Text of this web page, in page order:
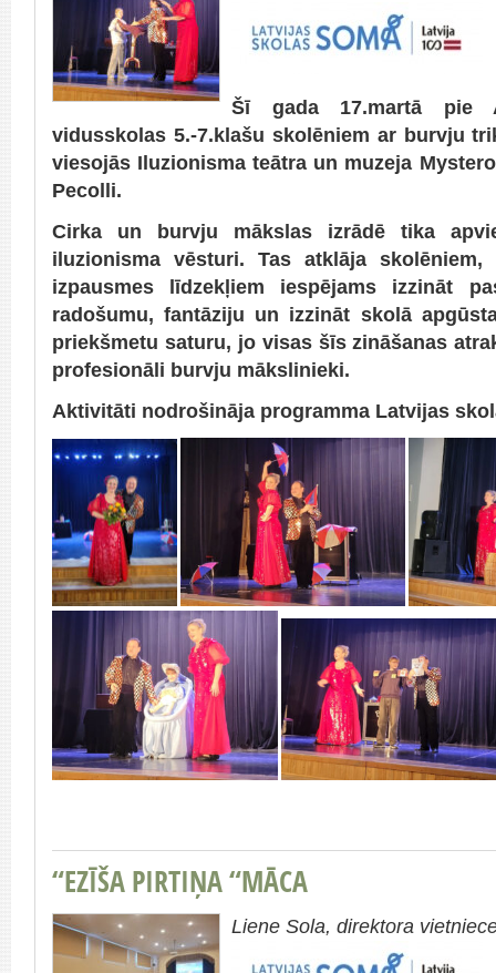
Šī gada 17.martā pie
vidusskolas 5.-7.klašu skolēniem ar burvju
viesojās Iluzionisma teātra un muzeja
Pecolli.
Cirka un burvju mākslas izrādē tika
iluzionisma vēsturi. Tas atklāja
izpausmes līdzekļiem iespējams izzināt
radošumu, fantāziju un izzināt skolā
priekšmetu saturu, jo visas šīs zināšanas
profesionāli burvju mākslinieki.
Aktivitāti nodrošināja programma Latvijas
“EZĪŠA PIRTIŅA “MĀCA
Liene Sola, direktora